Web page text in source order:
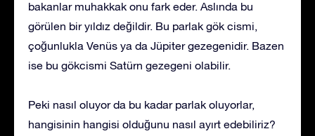
bakanlar muhakkak onu fark eder. Aslında bu
görülen bir yıldız değildir. Bu parlak gök cismi,
çoğunlukla Venüs ya da Jüpiter gezegenidir. Bazen
ise bu gökcismi Satürn gezegeni olabilir.
Peki nasıl oluyor da bu kadar parlak oluyorlar,
hangisinin hangisi olduğunu nasıl ayırt edebiliriz?